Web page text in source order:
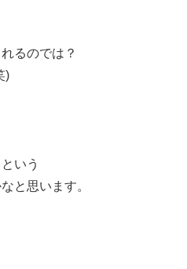
るのでは？
)
いう
と思います。